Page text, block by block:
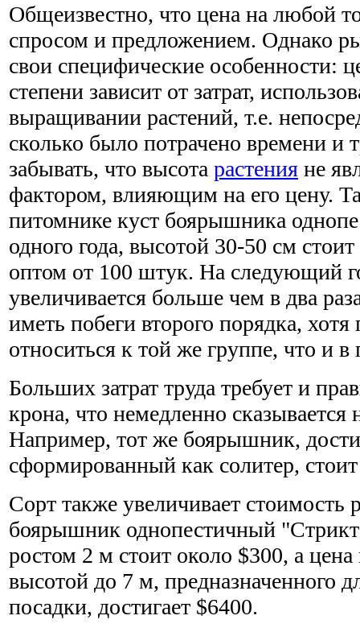
Общеизвестно, что цена на любой
спросом и предложением. Однако
свои специфические особенности:
степени зависит от затрат,
выращивании растений, т.е.
сколько было потрачено времени и
забывать, что высота растения не
фактором, влияющим на его цену.
питомнике куст боярышника
одного года, высотой 30-50 см
оптом от 100 штук. На следующий
увеличивается больше чем в два
иметь побеги второго порядка,
относиться к той же группе, что и
Больших затрат труда требует и
крона, что немедленно сказывается
Например, тот же боярышник,
сформированный как солитер,
Сорт также увеличивает стоимость
боярышник однопестичный
ростом 2 м стоит около $300, а цена
высотой до 7 м, предназначенного
посадки, достигает $6400.